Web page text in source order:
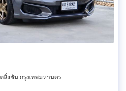
ตลิ่งชัน กรุงเทพมหานคร